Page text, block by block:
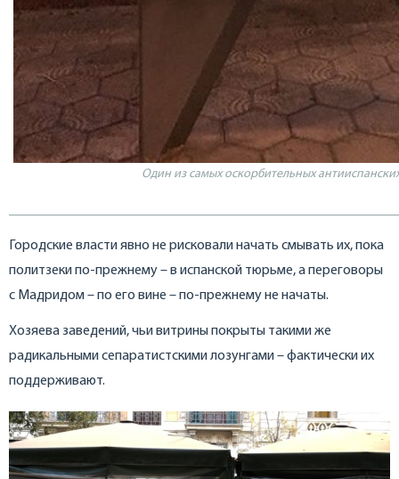
Один из самых оскорбительных
Городские власти явно не рисковали начать смывать их, пока
политзеки по-прежнему – в испанской тюрьме, а переговоры
с Мадридом – по его вине – по-прежнему не начаты.
Хозяева заведений, чьи витрины покрыты такими же
радикальными сепаратистскими лозунгами – фактически их
поддерживают.